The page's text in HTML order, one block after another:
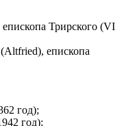
Трирского (VI
епископа
год);
год);